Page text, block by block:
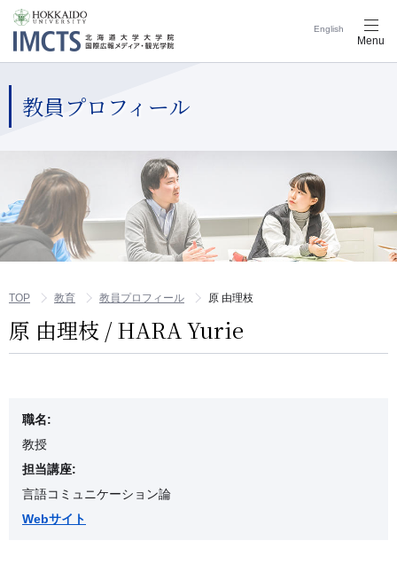
English
メ
ュ
シ
Menu
教員プロフィール
TOP 教育 教員プロフィール 原 由理枝
原 由理枝 / HARA Yurie
職名:
教授
担当講座:
言語コミュニケーション論
Webサイト